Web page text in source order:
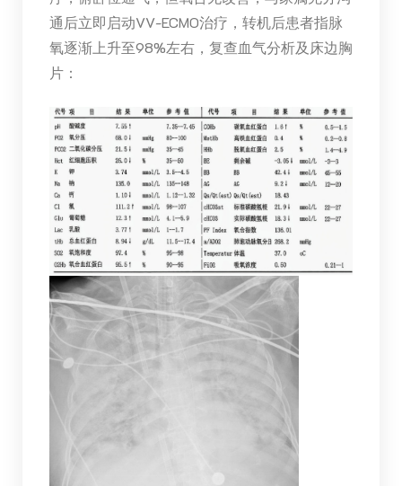
通后立即启动VV-ECMO治疗，转机后患者指脉
氧逐渐上升至98%左右，复查血气分析及床边胸
片：